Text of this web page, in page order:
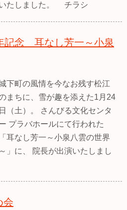
たしました。 チラシ
記念 耳なし芳一～小泉
下町の風情を今なお残す松江
まちに、雪が趣を添えた1月24
日（土）。 さんびる文化センタ
プラバホールにて行われた
「耳なし芳一～小泉八雲の世界
～」に、 院長が出演いたしまし
会